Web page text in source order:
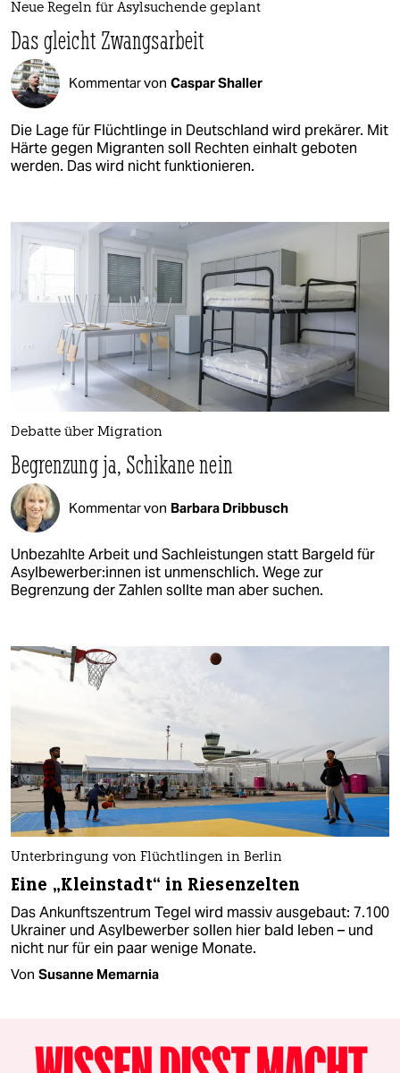
Neue Regeln für Asylsuchende geplant
Das gleicht Zwangsarbeit
Kommentar von Caspar Shaller
Die Lage für Flüchtlinge in Deutschland wird prekärer. Mit
Härte gegen Migranten soll Rechten einhalt geboten
werden. Das wird nicht funktionieren.
Debatte über Migration
Begrenzung ja, Schikane nein
Kommentar von Barbara Dribbusch
Unbezahlte Arbeit und Sachleistungen statt Bargeld für
Asyl­be­wer­be­r:in­nen ist unmenschlich. Wege zur
Begrenzung der Zahlen sollte man aber suchen.
Unterbringung von Flüchtlingen in Berlin
Eine „Kleinstadt“ in Riesenzelten
Das Ankunftszentrum Tegel wird massiv ausgebaut: 7.100
Ukrainer und Asylbewerber sollen hier bald leben – und
nicht nur für ein paar wenige Monate.
Von Susanne Memarnia